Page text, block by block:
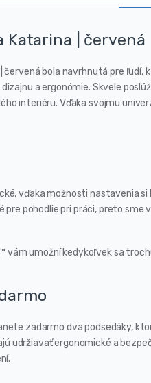
Katarina | červená
červená bola navrhnutá pre ľudí,
a ergonómie. Skvele
interiéru. Vďaka svojmu
vďaka možnosti nastavenia
pohodlie pri práci, preto sme
vám umožní kedykoľvek sa
zadarmo dva podsedáky,
udržiavať ergonomické a